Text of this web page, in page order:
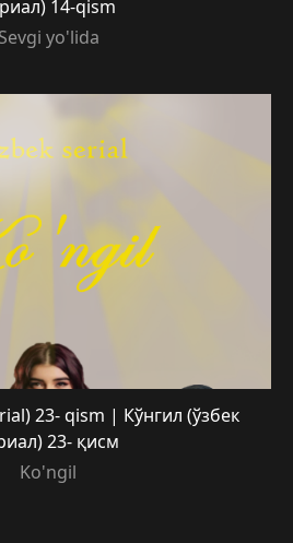
14-qism
Sevgi yo'lida
23- qism | Кўнгил (ўзбек
23- қисм
Ko'ngil